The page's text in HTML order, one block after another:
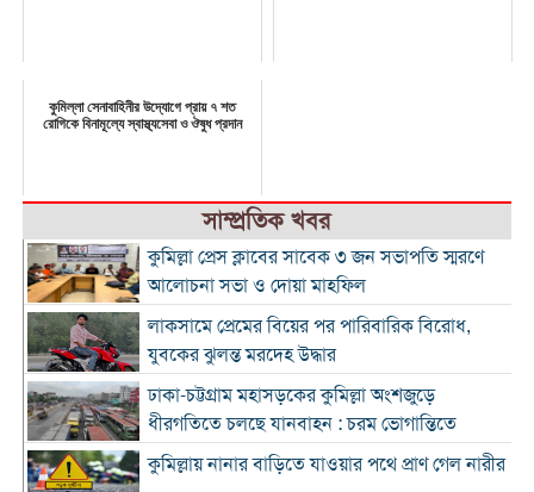
কুমিল্লা সেনাবাহিনীর উদ্যোগে প্রায় ৭ শত
রোগিকে বিনামূল্যে স্বাস্থ্যসেবা ও ঔষুধ প্রদান
সাম্প্রতিক খবর
কুমিল্লা প্রেস ক্লাবের সাবেক ৩ জন সভাপতি স্মরণে
আলোচনা সভা ও দোয়া মাহফিল
লাকসামে প্রেমের বিয়ের পর পারিবারিক বিরোধ,
যুবকের ঝুলন্ত মরদেহ উদ্ধার
ঢাকা-চট্টগ্রাম মহাসড়কের কুমিল্লা অংশজুড়ে
ধীরগতিতে চলছে যানবাহন : চরম ভোগান্তিতে
কুমিল্লায় নানার বাড়িতে যাওয়ার পথে প্রাণ গেল নারীর